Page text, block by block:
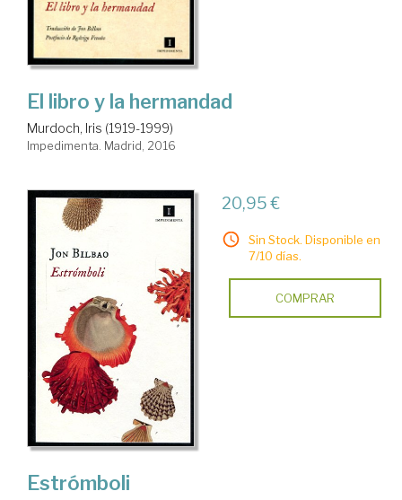
El libro y la hermandad
Murdoch, Iris (1919-1999)
Impedimenta. Madrid, 2016
20,95 €
Sin Stock. Disponible en
7/10 días.
COMPRAR
Estrómboli